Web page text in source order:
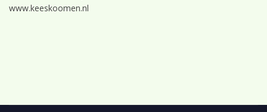
www.keeskoomen.nl